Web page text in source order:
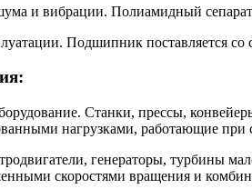
и вибрации. Полиамидный
Подшипник поставляется
Станки, прессы,
нагрузками, работающие при
генераторы, турбины
скоростями вращения и